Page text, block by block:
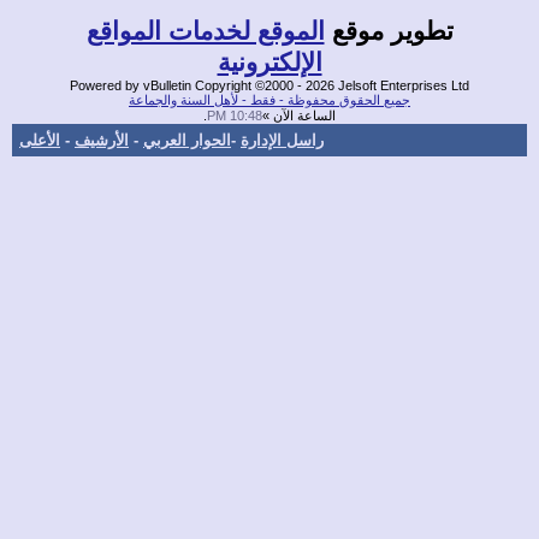
موقعالموقع لخدمات المواقع
Powered by vBulletin Copyright ©2000 - 2026 Jelsoft
جميع الحقوق محفوظة - فقط - لأهل السنة والجماعة
10:48 PM
.
الحوار العربي- الأرشيف- الأعلى